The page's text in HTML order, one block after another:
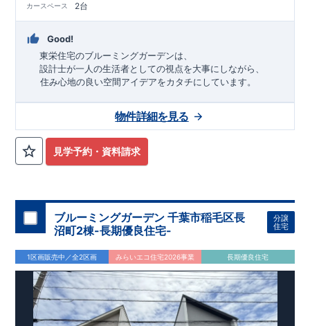
カースペース 2台
Good!
東栄住宅のブルーミングガーデンは、
設計士が一人の生活者としての視点を大事にしながら、
住み心地の良い空間アイデアをカタチにしています。
TEL:098-860-2201（火・水曜日定休日、年末年始休み）
■オプションではありません！全棟標準搭載
ム・ガス衣類乾燥機・食洗器・宅配ボックス・玄関電子キー・
成材にヒノキを使用しております！
■長期優良住宅 もっと詳しく 「いい家を作って、きちんと手
入れをして、長く大切に使う」という考え方の下、
7つの厳しい技術基準をクリアした物件だけが認定を受けられる
長期優良住宅。
長期優良住宅として認定を受けるためには、国が定めた下記7つ
の技術基準をクリアする必要があります。東栄住宅は全棟でク
リア！①耐震性②劣化対策③維持管理性④住戸面積⑤省エネル
ギー性⑥居住環境⑦維持保全管理
そのほかの魅力として、住宅ローン金利優遇、固定資産税の減
税、中古市場での売却時にも有利です。 ■住宅性能評価ダブル
見学予約・資料請求
物件詳細を見る
ブルーミングガーデン 千葉市稲毛区長
沼町2棟-長期優良住宅-
分譲
住宅
1区画販売中／全2区画 みらいエコ住宅2026事業 長期優良住宅